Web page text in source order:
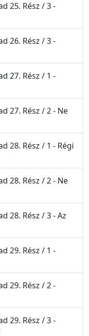
25. Rész / 3 -
26. Rész / 3 -
27. Rész / 1 -
27. Rész / 2 - Ne
28. Rész / 1 - Régi
28. Rész / 2 - Ne
28. Rész / 3 - Az
29. Rész / 1 -
29. Rész / 2 -
29. Rész / 3 -